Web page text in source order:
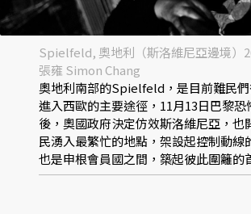
Spielfeld, 奧地利（斯洛維尼亞邊境）
張雍 Simon Chang
奧地利南部的Spielfeld，是目前難民
進入西歐的主要途徑，11月13日巴黎恐
後，奧國政府決定仿效斯洛維尼亞，也
民湧入最繁忙的地點，架設起控制動線
也是申根會員國之間，築起彼此圍籬的